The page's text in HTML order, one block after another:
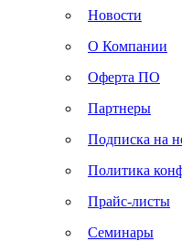
Новости
О Компании
Оферта ПО
Партнеры
Подписка на
Политика
Прайс-листы
Семинары